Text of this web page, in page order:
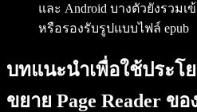
และ Android บางตัวยังรวมเข้
หรือรองรับรูปแบบไฟล์ epub
บทแนะนำเพื่อใช้ประโ
ขยาย Page Reader ข